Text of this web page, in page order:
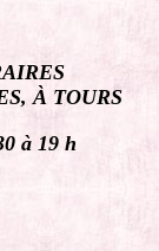
À TOURS
à 19 h